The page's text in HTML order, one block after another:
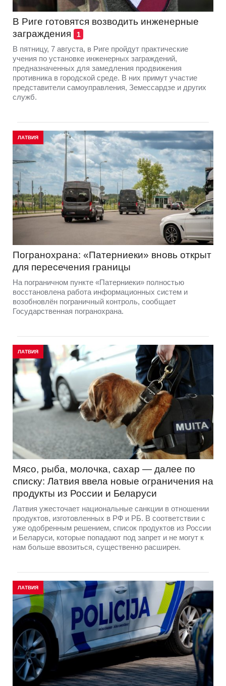
В Риге готовятся возводить инженерные
заграждения
1
В пятницу, 7 августа, в Риге пройдут практические
учения по установке инженерных заграждений,
предназначенных для замедления продвижения
противника в городской среде. В них примут участие
представители самоуправления, Земессардзе и других
служб.
ЛАТВИЯ
Погранохрана: «Патерниеки» вновь открыт
для пересечения границы
На пограничном пункте «Патерниеки» полностью
восстановлена работа информационных систем и
возобновлён пограничный контроль, сообщает
Государственная погранохрана.
ЛАТВИЯ
Мясо, рыба, молочка, сахар — далее по
списку: Латвия ввела новые ограничения на
продукты из России и Беларуси
Латвия ужесточает национальные санкции в отношении
продуктов, изготовленных в РФ и РБ. В соответствии с
уже одобренным решением, список продуктов из России
и Беларуси, которые попадают под запрет и не могут к
нам больше ввозиться, существенно расширен.
ЛАТВИЯ